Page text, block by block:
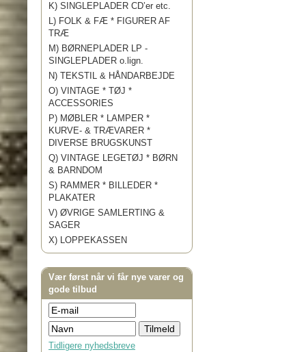
K) SINGLEPLADER CD’er etc.
L) FOLK & FÆ * FIGURER AF
TRÆ
M) BØRNEPLADER LP -
SINGLEPLADER o.lign.
N) TEKSTIL & HÅNDARBEJDE
O) VINTAGE * TØJ *
ACCESSORIES
P) MØBLER * LAMPER *
KURVE- & TRÆVARER *
DIVERSE BRUGSKUNST
Q) VINTAGE LEGETØJ * BØRN
& BARNDOM
S) RAMMER * BILLEDER *
PLAKATER
V) ØVRIGE SAMLERTING &
SAGER
X) LOPPEKASSEN
Vær først når vi får nye varer og
gode tilbud
Tidligere nyhedsbreve